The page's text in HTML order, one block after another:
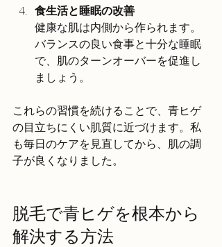
食生活と睡眠の改善
健康な肌は内側から作られます。
バランスの良い食事と十分な睡眠
で、肌のターンオーバーを促進し
ましょう。
これらの習慣を続けることで、青ヒゲ
の目立ちにくい肌質に近づけます。私
も毎日のケアを見直してから、肌の調
子が良くなりました。
脱毛で青ヒゲを根本から
解決する方法